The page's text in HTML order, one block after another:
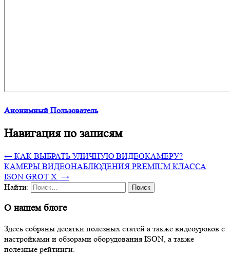
Анонимный Пользователь
Навигация по записям
← КАК ВЫБРАТЬ УЛИЧНУЮ ВИДЕОКАМЕРУ?
КАМЕРЫ ВИДЕОНАБЛЮДЕНИЯ PREMIUM КЛАССА
ISON GROT X →
Найти:
О нашем блоге
Здесь собраны десятки полезных статей а также видеоуроков с
настройками и обзорами оборудования ISON, а также
полезные рейтинги.